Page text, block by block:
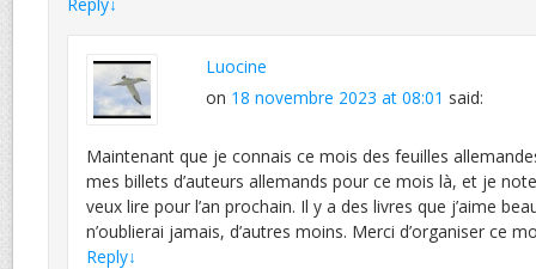
Luocine
on 18 novembre 2023 at 08:01 said:
Maintenant que je connais ce mois des feuilles
mes billets d’auteurs allemands pour ce mois là, et je
veux lire pour l’an prochain. Il y a des livres que j’aime
n’oublierai jamais, d’autres moins. Merci d’organiser ce
Reply↓